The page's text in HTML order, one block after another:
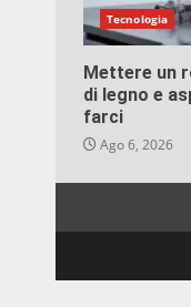
Tecnologia
Mettere un
di legno e
farci
Ago 6, 2026